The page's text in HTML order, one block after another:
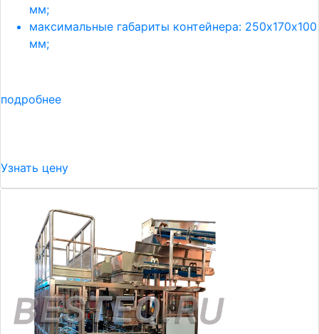
мм;
максимальные габариты контейнера: 250х170х100
мм;
подробнее
Узнать цену